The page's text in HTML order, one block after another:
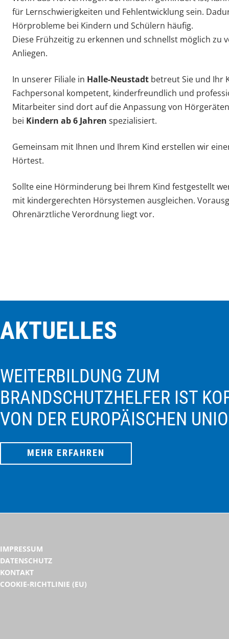
für Lernschwierigkeiten und Fehlentwicklung sein.
Hörprobleme bei Kindern und Schülern häufig.
Diese Frühzeitig zu erkennen und schnellst möglich zu
Anliegen.
In unserer Filiale in Halle-Neustadt betreut Sie und Ihr
Fachpersonal kompetent, kinderfreundlich und
Mitarbeiter sind dort auf die Anpassung von Hörgeräten
bei Kindern ab 6 Jahren spezialisiert.
Gemeinsam mit Ihnen und Ihrem Kind erstellen wir
Hörtest.
Sollte eine Hörminderung bei Ihrem Kind festgestellt
mit kindergerechten Hörsystemen ausgleichen.
Ohrenärztliche Verordnung liegt vor.
AKTUELLES
WEITERBILDUNG ZUM
BRANDSCHUTZHELFER IST
VON DER EUROPÄISCHEN
MEHR ERFAHREN
IMPRESSUM
DATENSCHUTZ
KONTAKT
COOKIE-RICHTLINIE (EU)